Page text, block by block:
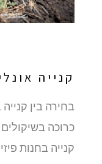
קנייה
בחירה בין קנייה
כרוכה
קנייה בחנות